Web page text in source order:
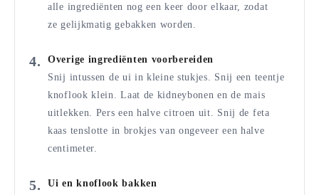
alle ingrediënten nog een keer door elkaar, zodat
ze gelijkmatig gebakken worden.
Overige ingrediënten voorbereiden
Snij intussen de ui in kleine stukjes. Snij een teentje
knoflook klein. Laat de kidneybonen en de mais
uitlekken. Pers een halve citroen uit. Snij de feta
kaas tenslotte in brokjes van ongeveer een halve
centimeter.
Ui en knoflook bakken